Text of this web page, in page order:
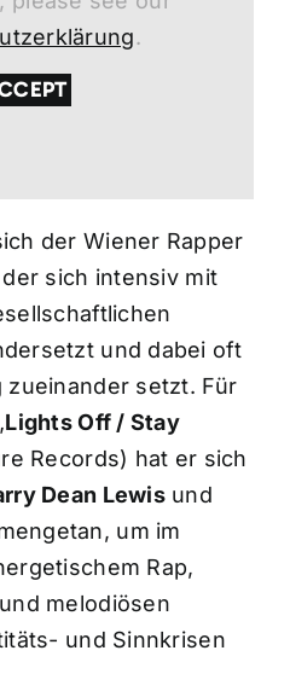
.
der Wiener Rapper
sich intensiv mit
und dabei oft
zueinander setzt. Für
Lights Off / Stay
Records) hat er sich
Dean Lewisund
um im
Rap,
melodiösen
und Sinnkrisen